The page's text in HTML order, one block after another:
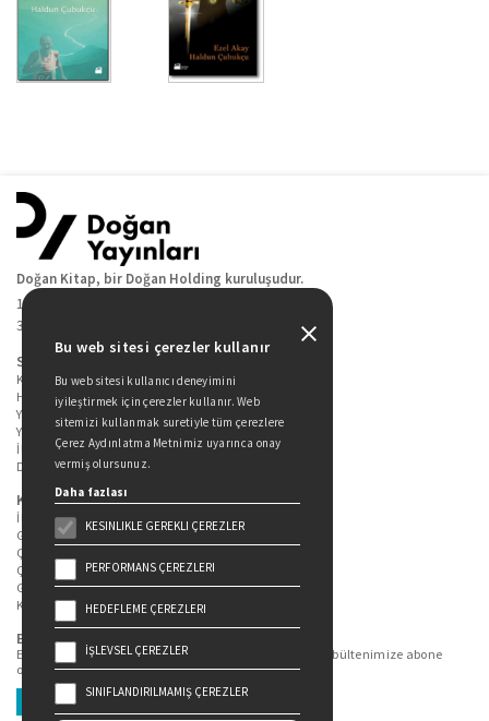
Doğan Kitap, bir Doğan Holding kuruluşudur.
19 Mayıs Cad. Golden Plaza No:1 Kat:10
34360 / Şişli / İstanbul
Sitede Yer Alan Sayfalar
Kitaplarımız
Hakkımızda
Yazarlarımız
Yazar Adayları İçin
İletişim
Duygu Asena Roman Ödülü
Kişisel Verilerin Korunması
İlgili Kişi Başvuru Formu
Genel Aydınlatma Metni
Çekiliş Aydınlatma Metni
Çerez Aydınlatma Metni
Gizlilik Politikası
Kullanım Şartları
Bizi Takip Edin...
En güncel kitap ve etkinliklerden haberdar olmak için bültenimize abone
olun.
Üye Ol
Bu web sitesi çerezler kullanır
Bu web sitesi kullanıcı deneyimini
iyileştirmek için çerezler kullanır. Web
sitemizi kullanmak suretiyle tüm çerezlere
Çerez Aydınlatma Metnimiz uyarınca onay
vermiş olursunuz.
Daha fazlası
KESINLIKLE GEREKLI ÇEREZLER
PERFORMANS ÇEREZLERI
HEDEFLEME ÇEREZLERI
İŞLEVSEL ÇEREZLER
SINIFLANDIRILMAMIŞ ÇEREZLER